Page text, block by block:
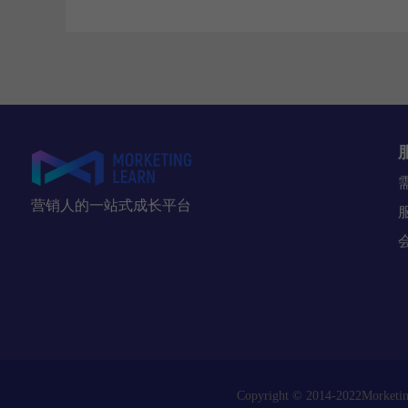
营销人的一站式成长平台
Copyright © 2014-